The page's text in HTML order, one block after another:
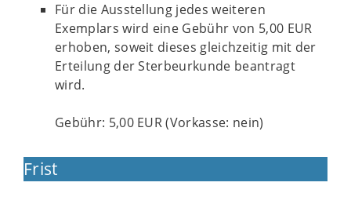
Für die Ausstellung jedes weiteren
Exemplars wird eine Gebühr von 5,00 EUR
erhoben, soweit dieses gleichzeitig mit der
Erteilung der Sterbeurkunde beantragt
wird.
Gebühr: 5,00 EUR (Vorkasse: nein)
Frist